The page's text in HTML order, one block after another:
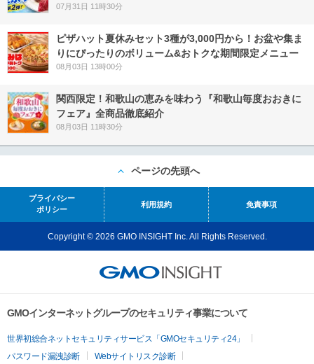
07月31日 11時30分
ピザハット夏休みセット3種が3,000円から！お盆や集ま
りにぴったりのボリューム&おトクな期間限定メニュー
08月03日 13時00分
関西限定！和歌山の恵みを味わう『和歌山毎度おおきに
フェア』全商品徹底紹介
08月03日 11時30分
ページの先頭へ
プライバシー
ポリシー
利用規約 免責事項
Copyright © 2026 GMO INSIGHT Inc. All Rights Reserved.
GMOインターネットグループのセキュリティ事業について
世界初総合ネットセキュリティサービス「GMOセキュリティ24」
パスワード漏洩診断
Webサイトリスク診断